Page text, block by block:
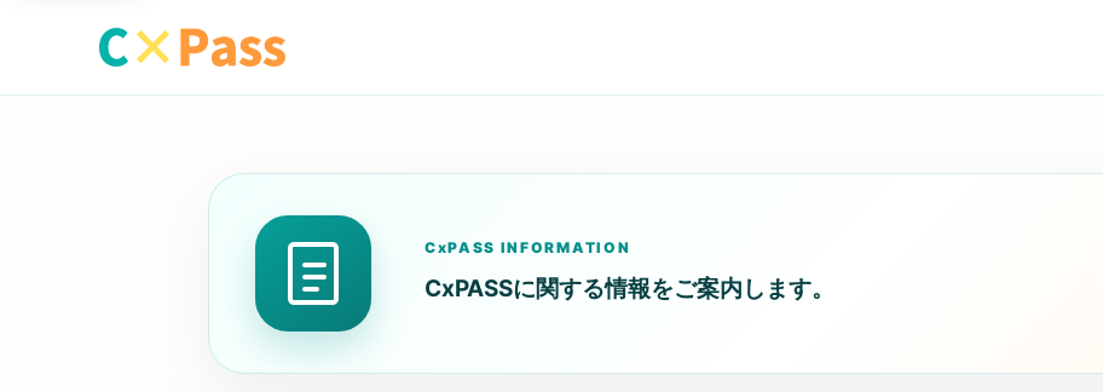
CxPASS INFORMATION
CxPASSに関する情報をご案内します。